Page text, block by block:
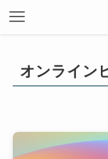
オンライン